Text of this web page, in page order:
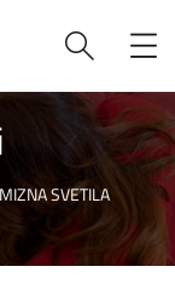
SVETILA